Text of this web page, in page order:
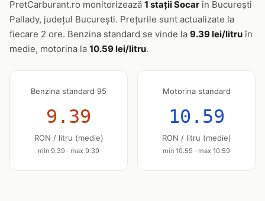
PretCarburant.ro monitorizează 1 stații Socarîn București
Pallady, județul Bucureşti. Prețurile sunt actualizate la
fiecare 2 ore. Benzina standard se vinde la 9.39 lei/litruîn
medie, motorina la 10.59 lei/litru.
Benzina standard 95
9.39
RON / litru (medie)
min 9.39 · max 9.39
Motorina standard
10.59
RON / litru (medie)
min 10.59 · max 10.59